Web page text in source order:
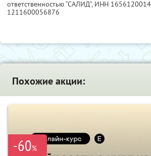
ответственностью “САЛИД”, ИНН 1656120014
1211600056876
Похожие акции:
-60%